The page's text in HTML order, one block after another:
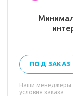
ПОД ЗАКАЗ
Наши менеджеры
условия заказа